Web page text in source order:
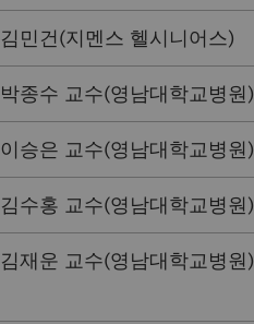
김민건(지멘스 헬시니어스)
박종수 교수(영남대학교병원)
이승은 교수(영남대학교병원)
김수홍 교수(영남대학교병원)
김재운 교수(영남대학교병원)